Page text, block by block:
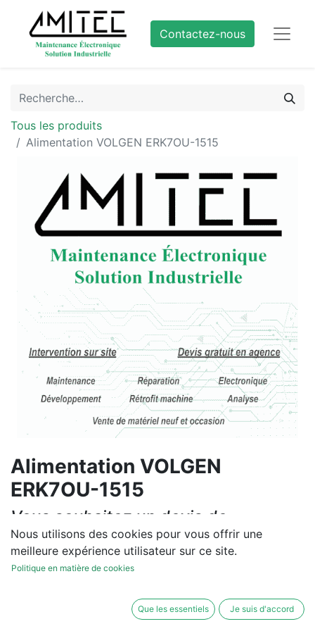
Contactez-nous
Tous les produits
Alimentation VOLGEN ERK7OU-1515
Alimentation VOLGEN
ERK7OU-1515
Vous souhaitez un devis de
réparation ou de vente, un
diagnostic sur site?
Nous utilisons des cookies pour vous offrir une
meilleure expérience utilisateur sur ce site.
Politique en matière de cookies
Que les essentiels Je suis d'accord